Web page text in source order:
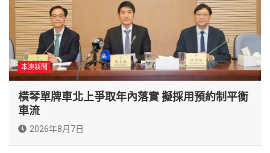
本澳新聞
橫琴單牌車北上爭取年內落實 擬採用預約制平衡
車流
2026年8月7日